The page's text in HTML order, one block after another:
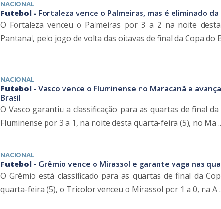
NACIONAL
Futebol - Fortaleza vence o Palmeiras, mas é eliminado da
O Fortaleza venceu o Palmeiras por 3 a 2 na noite
Pantanal, pelo jogo de volta das oitavas de final da Copa do
NACIONAL
Futebol - Vasco vence o Fluminense no Maracanã e
Brasil
O Vasco garantiu a classificação para as quartas de final
Fluminense por 3 a 1, na noite desta quarta-feira (5), no Ma
NACIONAL
Futebol - Grêmio vence o Mirassol e garante vaga nas
O Grêmio está classificado para as quartas de final da
quarta-feira (5), o Tricolor venceu o Mirassol por 1 a 0, na A